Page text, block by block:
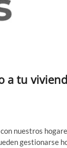
a tu
nuestros
gestionarse